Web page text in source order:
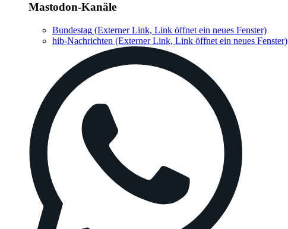
Mastodon-Kanäle
Bundestag (Externer Link, Link öffnet ein neues Fenster)
hib-Nachrichten (Externer Link, Link öffnet ein neues Fenster)